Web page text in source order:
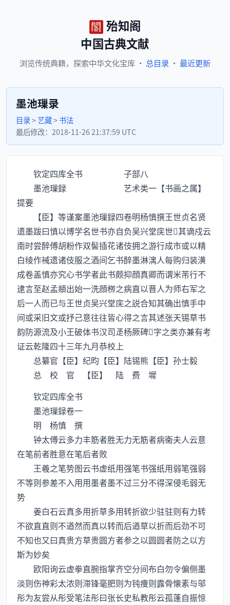
殆知阁
中国古典文献
浏览传统典籍， 探索中华文化宝库 · 总目录 · 最近更新
墨池璅录
目录>艺藏>书法
最后修改： 2018-11-26 21:37:59 UTC
钦定四库全书 子部八
墨池璅録 艺术类一【书画之属】
提要
【臣】等谨案墨池璅録四卷明杨慎撰王世贞名贤
遗墨跋曰慎以博学名世书亦自负吴兴堂庑世其谪戍云
南时尝醉傅胡粉作双髻插花诸伎拥之游行成市或以精
白绫作裓遗诸伎服之酒间乞书醉墨淋漓人每购归装潢
成卷盖慎亦究心书学者此书颇抑顔真卿而谓米芾行不
逮言至赵孟頫出始一洗顔栁之病直以晋人为师右军之
后一人而已与王世贞吴兴堂庑之説合知其确出慎手中
间或采旧文或抒己意往往皆心得之言其述张天锡草书
韵防源流及小王破体书汉司杨厥碑字之类亦兼有考
证云乾隆四十三年九月恭校上
总纂官【臣】纪昀【臣】陆锡熊【臣】孙士毅
总 校 官 【臣】 陆 费 墀
钦定四库全书
墨池璅録卷一
明 杨慎 撰
钟太傅云多力丰筋者胜无力无筋者病衞夫人云意
在笔前者胜意在笔后者败
王羲之笔势图云书虚纸用强笔书强纸用弱笔强弱
不等则参差不入用用墨者墨不过三分不得深侵毛弱无
势
姜白石云真多用折草多用转折欲少驻驻则有力转
不欲直直则不遒然而真以转而后遒草以折而后劲不可
不知也又曰真贵方草贵圆方者参之以圆圆者防之以方
斯为妙矣
欧阳询云虚拳直腕指掌齐空分间布白勿令偏侧墨
淡则伤神彩太浓则滞锋毫肥则为钝痩则露骨懐素与邬
彤为友尝从彤受笔法彤曰张长史私教彤云孤蓬自振惊